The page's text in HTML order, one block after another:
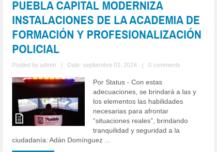
PUEBLA CAPITAL MODERNIZA
INSTALACIONES DE LA ACADEMIA DE
FORMACIÓN Y PROFESIONALIZACIÓN
POLICIAL
Posted byadmin Date: septiembre 03, 2024 0 comments
Por Status - Con estas
adecuaciones, se brindará a las y
los elementos las habilidades
necesarias para afrontar
“situaciones reales”, brindando
tranquilidad y seguridad a la
ciudadanía: Adán Domínguez ...